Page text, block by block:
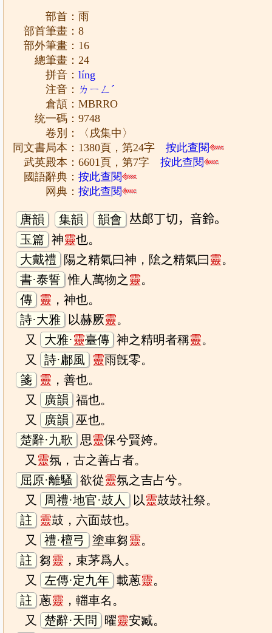
部首：雨
部首筆畫：8
部外筆畫：16
總筆畫：24
拼音：líng
注音： ㄌㄧㄥˊ
倉頡：MBRRO
统一碼：9748
卷別：〈戌集中〉
同文書局本：1380頁，第24字按此查閱
武英殿本：6601頁，第7字按此查閱
國語辭典：按此查閱
网典：按此查閱
唐韻 集韻 韻會
𠀤郞丁切，音鈴。
玉篇 神靈也。
大戴禮
陽之精氣曰神，隂之精氣曰靈。
書·泰誓 惟人萬物之 靈。
傳
靈 ，神也。
詩·大雅
以赫厥靈。
又
大雅·靈臺傳 神之精明者稱靈。
又
詩·鄘風 靈雨旣零。
箋
靈 ，善也。
又
廣韻 福也。
又
廣韻 巫也。
楚辭·九歌
思靈保兮賢姱。
又 靈氛，古之善占者。
屈原·離騷 欲從靈氛之吉占兮。
又
周禮·地官·鼓人 以靈鼓鼓社祭。
註
靈鼓，六面鼓也。
又
禮·檀弓 塗車芻靈。
註 芻靈 ，束茅爲人。
又
左傳·定九年 載蔥靈。
註 蔥靈 ，輺車名。
又
楚辭·天問 曜靈安臧。